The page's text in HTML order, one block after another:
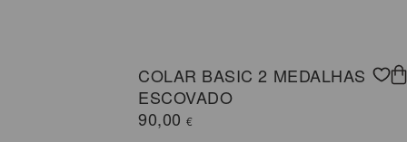
COLAR BASIC 2 MEDALHAS
ESCOVADO
90,00€